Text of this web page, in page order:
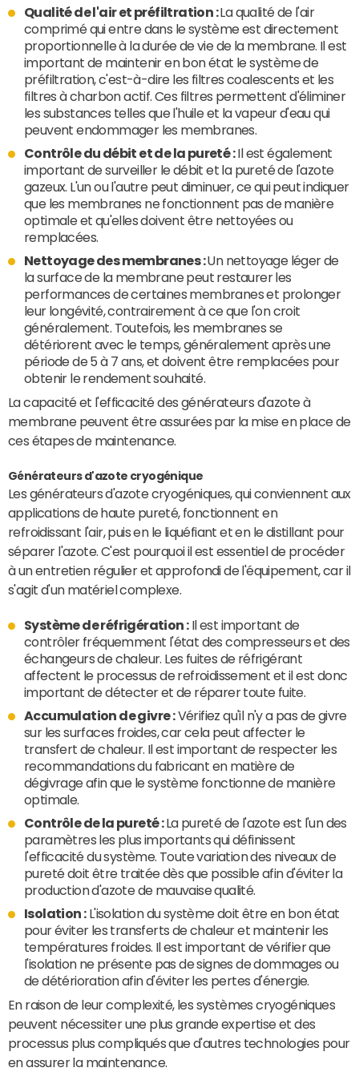
Qualité de l'air et préfiltration :La qualité de l'air
comprimé qui entre dans le système est directement
proportionnelle à la durée de vie de la membrane. Il est
important de maintenir en bon état le système de
préfiltration, c'est-à-dire les filtres coalescents et les
filtres à charbon actif. Ces filtres permettent d'éliminer
les substances telles que l'huile et la vapeur d'eau qui
peuvent endommager les membranes.
Contrôle du débit et de la pureté :Il est également
important de surveiller le débit et la pureté de l'azote
gazeux. L'un ou l'autre peut diminuer, ce qui peut indiquer
que les membranes ne fonctionnent pas de manière
optimale et qu'elles doivent être nettoyées ou
remplacées.
Nettoyage des membranes :Un nettoyage léger de
la surface de la membrane peut restaurer les
performances de certaines membranes et prolonger
leur longévité, contrairement à ce que l'on croit
généralement. Toutefois, les membranes se
détériorent avec le temps, généralement après une
période de 5 à 7 ans, et doivent être remplacées pour
obtenir le rendement souhaité.
La capacité et l'efficacité des générateurs d'azote à
membrane peuvent être assurées par la mise en place de
ces étapes de maintenance.
Générateurs d'azote cryogénique
Les générateurs d'azote cryogéniques, qui conviennent aux
applications de haute pureté, fonctionnent en
refroidissant l'air, puis en le liquéfiant et en le distillant pour
séparer l'azote. C'est pourquoi il est essentiel de procéder
à un entretien régulier et approfondi de l'équipement, car il
s'agit d'un matériel complexe.
Système de réfrigération :Il est important de
contrôler fréquemment l'état des compresseurs et des
échangeurs de chaleur. Les fuites de réfrigérant
affectent le processus de refroidissement et il est donc
important de détecter et de réparer toute fuite.
Accumulation de givre :Vérifiez qu'il n'y a pas de givre
sur les surfaces froides, car cela peut affecter le
transfert de chaleur. Il est important de respecter les
recommandations du fabricant en matière de
dégivrage afin que le système fonctionne de manière
optimale.
Contrôle de la pureté :La pureté de l'azote est l'un des
paramètres les plus importants qui définissent
l'efficacité du système. Toute variation des niveaux de
pureté doit être traitée dès que possible afin d'éviter la
production d'azote de mauvaise qualité.
Isolation :L'isolation du système doit être en bon état
pour éviter les transferts de chaleur et maintenir les
températures froides. Il est important de vérifier que
l'isolation ne présente pas de signes de dommages ou
de détérioration afin d'éviter les pertes d'énergie.
En raison de leur complexité, les systèmes cryogéniques
peuvent nécessiter une plus grande expertise et des
processus plus compliqués que d'autres technologies pour
en assurer la maintenance.